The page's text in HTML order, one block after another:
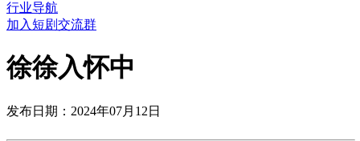
行业导航
加入短剧交流群
徐徐入怀中
发布日期：2024年07月12日